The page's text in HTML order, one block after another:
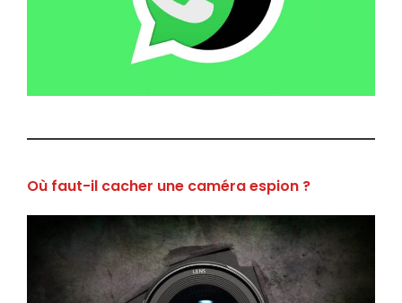
Où faut-il cacher une caméra espion ?